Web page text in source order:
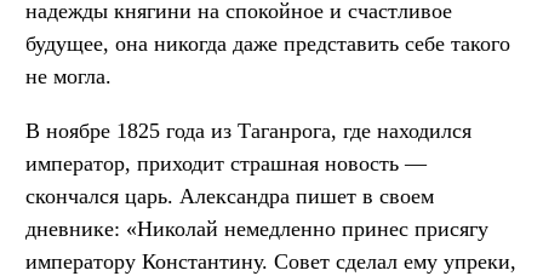
надежды княгини на спокойное и счастливое
будущее, она никогда даже представить себе такого
не могла.
В ноябре 1825 года из Таганрога, где находился
император, приходит страшная новость —
скончался царь. Александра пишет в своем
дневнике: «Николай немедленно принес присягу
императору Константину. Совет сделал ему упреки,